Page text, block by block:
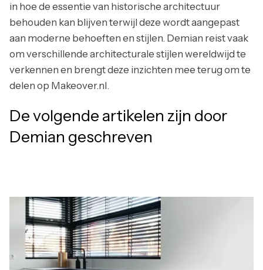
in hoe de essentie van historische architectuur
behouden kan blijven terwijl deze wordt aangepast
aan moderne behoeften en stijlen. Demian reist vaak
om verschillende architecturale stijlen wereldwijd te
verkennen en brengt deze inzichten mee terug om te
delen op Makeover.nl.
De volgende artikelen zijn door
Demian geschreven